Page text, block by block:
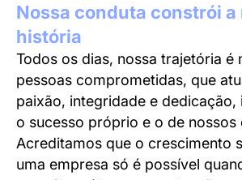
Nossa conduta constrói a
história
Todos os dias, nossa trajetória é
pessoas comprometidas, que
paixão, integridade e dedicação,
o sucesso próprio e o de nossos
Acreditamos que o crescimento
uma empresa só é possível